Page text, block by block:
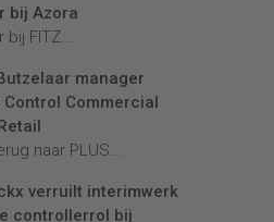
bij Azora
bij FITZ...
manager
Control Commercial
naar PLUS...
verruilt interimwerk
controllerrol bij